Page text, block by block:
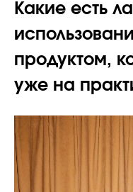
Какие есть
продуктом,
уже на